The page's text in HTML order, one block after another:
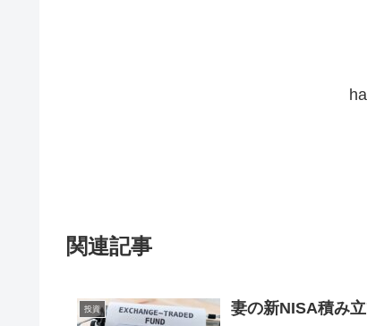
関連記事
投資 妻の新NISA積み